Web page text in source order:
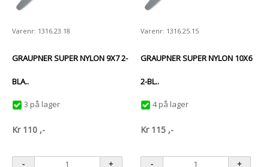
Varenr: 1316.23.18
GRAUPNER SUPER NYLON 9X7 2-
BLA..
3 på lager
Kr 110 ,-
Varenr: 1316.25.15
GRAUPNER SUPER NYLON 10X6
2-BL..
4 på lager
Kr 115 ,-